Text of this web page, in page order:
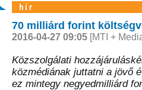
70 milliárd forint
2016-04-27 09:05[MTI +
Közszolgálati
közmédiának juttatni a jövő
ez mintegy negyedmilliárd